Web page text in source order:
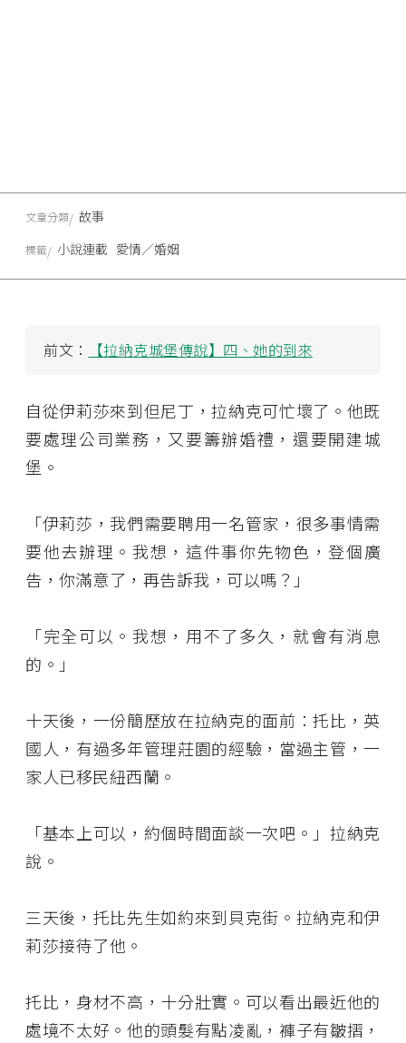
前文： 【拉納克城堡傳說】四、她的到來
自從伊莉莎來到但尼丁，拉納克可忙壞了。他既
要處理公司業務，又要籌辦婚禮，還要開建城
堡。
「伊莉莎，我們需要聘用一名管家，很多事情需
要他去辦理。我想，這件事你先物色，登個廣
告，你滿意了，再告訴我，可以嗎？」
「完全可以。我想，用不了多久，就會有消息
的。」
十天後，一份簡歷放在拉納克的面前：托比，英
國人，有過多年管理莊園的經驗，當過主管，一
家人已移民紐西蘭。
「基本上可以，約個時間面談一次吧。」拉納克
說。
三天後，托比先生如約來到貝克街。拉納克和伊
莉莎接待了他。
托比，身材不高，十分壯實。可以看出最近他的
處境不太好。他的頭髮有點凌亂，褲子有皺摺，
文章分類 故事
標籤 小說連載 愛情／婚姻